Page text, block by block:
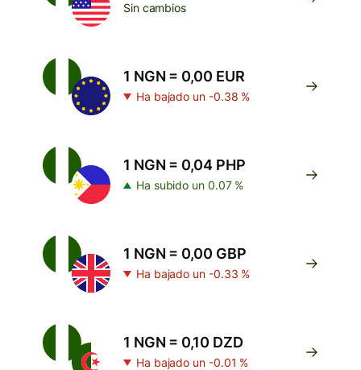
Sin cambios
1 NGN = 0,00 EUR
Ha bajado un -0.38 %
1 NGN = 0,04 PHP
Ha subido un 0.07 %
1 NGN = 0,00 GBP
Ha bajado un -0.33 %
1 NGN = 0,10 DZD
Ha bajado un -0.01 %